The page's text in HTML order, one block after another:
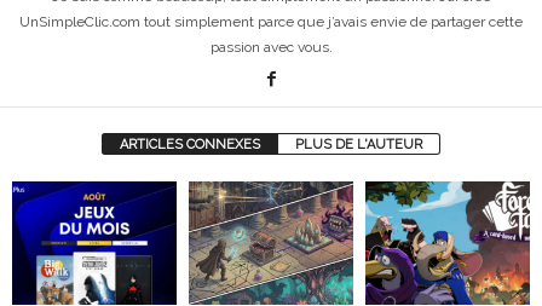
UnSimpleClic.com tout simplement parce que j’avais envie de partager cette
passion avec vous.
ARTICLES CONNEXES PLUS DE L'AUTEUR